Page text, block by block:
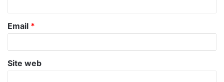
*
Email *
Site web